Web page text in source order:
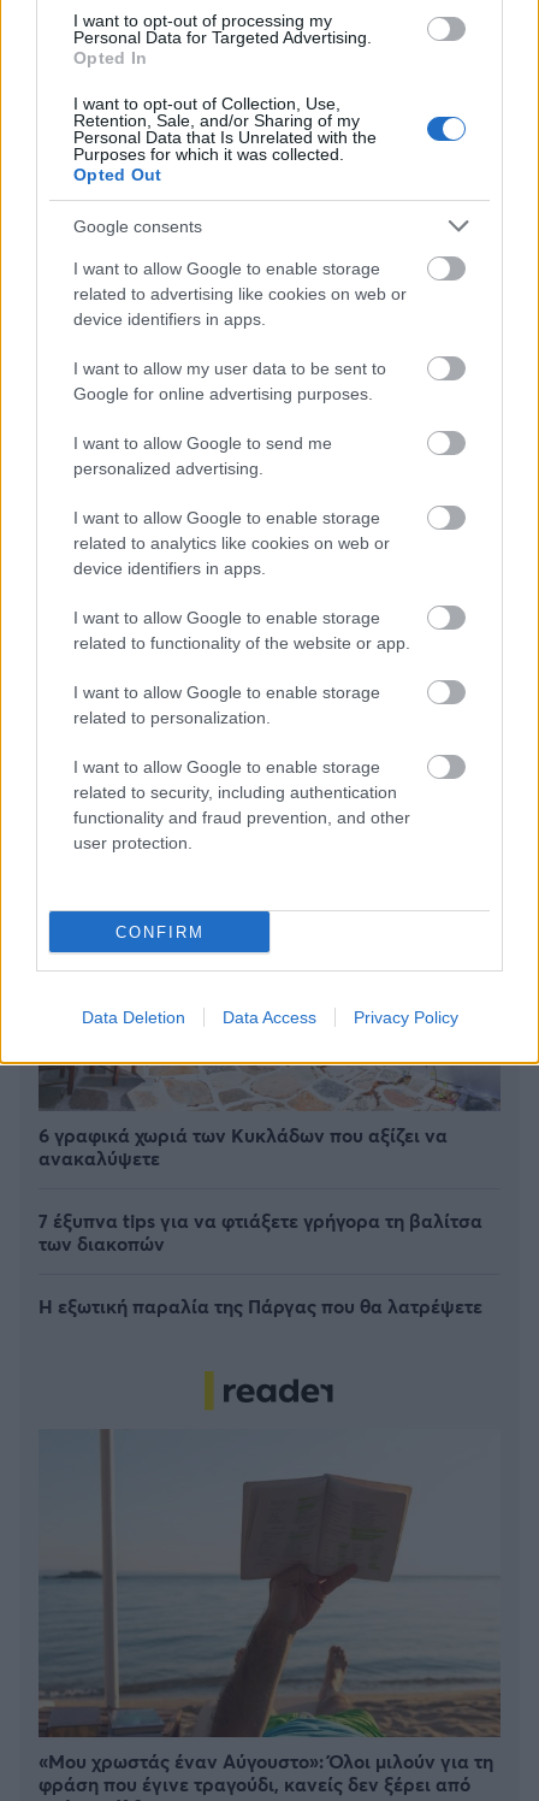
I want to opt-out of processing my
Personal Data for Targeted Advertising.
Opted In
I want to opt-out of Collection, Use,
Retention, Sale, and/or Sharing of my
Personal Data that Is Unrelated with the
Purposes for which it was collected.
Opted Out
Google consents
I want to allow Google to enable storage
related to advertising like cookies on web or
device identifiers in apps.
I want to allow my user data to be sent to
Google for online advertising purposes.
I want to allow Google to send me
personalized advertising.
I want to allow Google to enable storage
related to analytics like cookies on web or
device identifiers in apps.
I want to allow Google to enable storage
related to functionality of the website or app.
I want to allow Google to enable storage
related to personalization.
I want to allow Google to enable storage
related to security, including authentication
functionality and fraud prevention, and other
user protection.
CONFIRM
Data Deletion Data Access Privacy Policy
Για να προσθέσεις το σχόλιο
σου πρέπει να συνδεθείς
στο my gazzetta!
Εγγραφή
BEST OFINTERNET
6 γραφικά χωριά των Κυκλάδων που αξίζει να
ανακαλύψετε
7 έξυπνα tips για να φτιάξετε γρήγορα τη βαλίτσα
των διακοπών
Η εξωτική παραλία της Πάργας που θα λατρέψετε
«Μου χρωστάς έναν Αύγουστο»: Όλοι μιλούν για τη
φράση που έγινε τραγούδι, κανείς δεν ξέρει από